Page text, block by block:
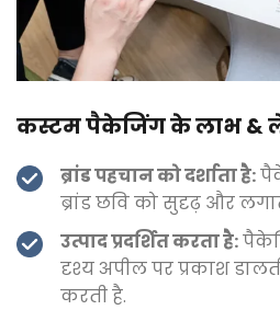
कस्टम पैकेजिंग के लाभ &
ब्रांड पहचान को दर्शाता है:
ब्रांड छवि को सुदृढ़ और
उत्पाद प्रदर्शित करता है:
दृश्य अपील पर प्रकाश
करती है.